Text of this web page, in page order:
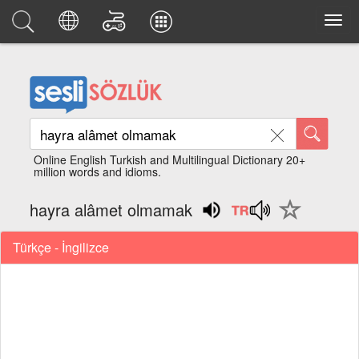
Online English Turkish and Multilingual Dictionary 20+
million words and idioms.
hayra alâmet olmamak
Türkçe - İngilizce